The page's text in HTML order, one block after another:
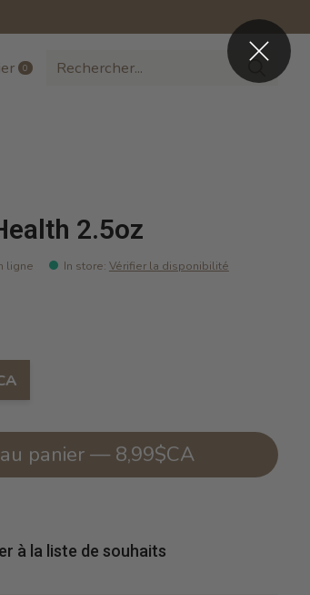
0items
2.5oz
ligne In store: Vérifier la disponibilité
Ajouter au panier — 8,99$CA
à la liste de souhaits